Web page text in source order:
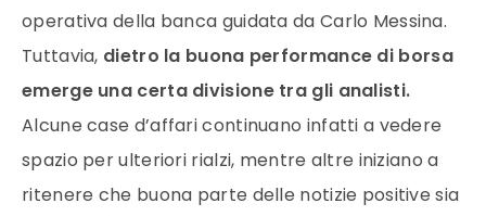
operativa della banca guidata da Carlo Messina.
Tuttavia, dietro la buona performance di borsa
emerge una certa divisione tra gli analisti.
Alcune case d’affari continuano infatti a vedere
spazio per ulteriori rialzi, mentre altre iniziano a
ritenere che buona parte delle notizie positive sia